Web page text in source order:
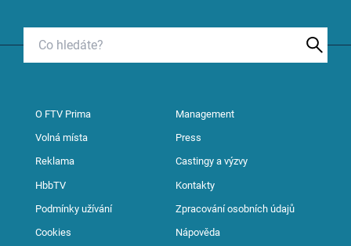
O FTV Prima Management
Volná místa Press
Reklama Castingy a výzvy
HbbTV Kontakty
Podmínky užívání Zpracování osobních údajů
Cookies Nápověda